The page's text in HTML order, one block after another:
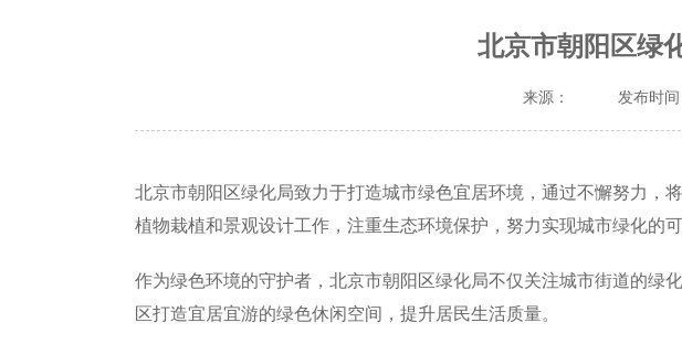
北京市朝阳区绿
来源： 发布时
北京市朝阳区绿化局致力于打造城市绿色宜居环境，通过不懈努力，
植物栽植和景观设计工作，注重生态环境保护，努力实现城市绿化的可
作为绿色环境的守护者，北京市朝阳区绿化局不仅关注城市街道的绿
区打造宜居宜游的绿色休闲空间，提升居民生活质量。